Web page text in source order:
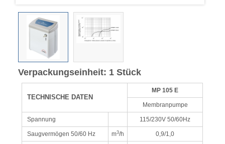
Verpackungseinheit: 1 Stück
TECHNISCHE DATEN
MP 105 E
Membranpumpe
Spannung 115/230V 50/60Hz
Saugvermögen 50/60 Hz m3/h 0,9/1,0